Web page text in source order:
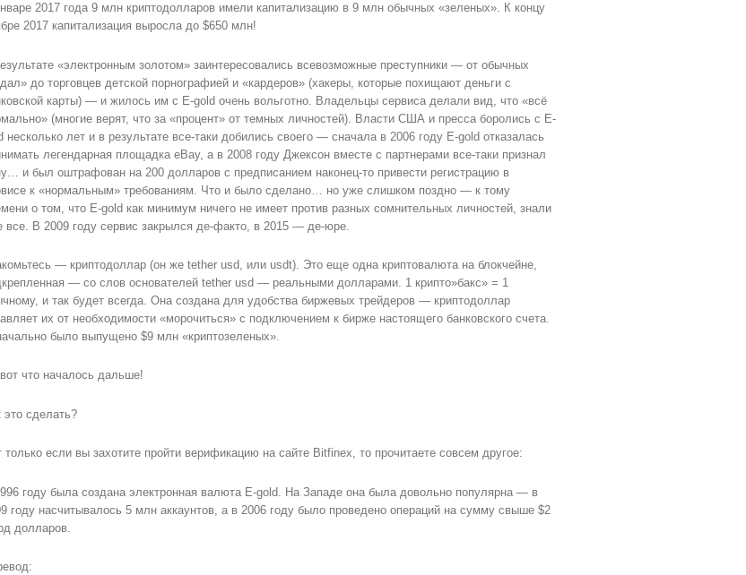
2017 года 9 млн криптодолларов имели капитализацию в 9 млн обычных «зеленых». К концу
2017 капитализация выросла до $650 млн!
«электронным золотом» заинтересовались всевозможные преступники — от обычных
до торговцев детской порнографией и «кардеров» (хакеры, которые похищают деньги с
карты) — и жилось им с E-gold очень вольготно. Владельцы сервиса делали вид, что «всё
(многие верят, что за «процент» от темных личностей). Власти США и пресса боролись с E-
несколько лет и в результате все-таки добились своего — сначала в 2006 году E-gold отказалась
легендарная площадка eBay, а в 2008 году Джексон вместе с партнерами все-таки признал
и был оштрафован на 200 долларов с предписанием наконец-то привести регистрацию в
к «нормальным» требованиям. Что и было сделано… но уже слишком поздно — к тому
о том, что E-gold как минимум ничего не имеет против разных сомнительных личностей, знали
все. В 2009 году сервис закрылся де-факто, в 2015 — де-юре.
— криптодоллар (он же tether usd, или usdt). Это еще одна криптовалюта на блокчейне,
— со слов основателей tether usd — реальными долларами. 1 крипто»бакс» = 1
и так будет всегда. Она создана для удобства биржевых трейдеров — криптодоллар
их от необходимости «морочиться» с подключением к бирже настоящего банковского счета.
было выпущено $9 млн «криптозеленых».
что началось дальше!
это сделать?
только если вы захотите пройти верификацию на сайте Bitfinex, то прочитаете совсем другое:
году была создана электронная валюта E-gold. На Западе она была довольно популярна — в
году насчитывалось 5 млн аккаунтов, а в 2006 году было проведено операций на сумму свыше $2
долларов.